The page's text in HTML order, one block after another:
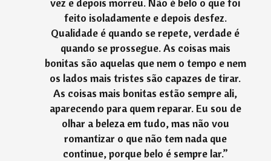
feito isoladamente e depois desfez.
Qualidade é quando se repete, verdade é
quando se prossegue. As coisas mais
bonitas são aquelas que nem o tempo e nem
os lados mais tristes são capazes de tirar.
As coisas mais bonitas estão sempre ali,
aparecendo para quem reparar. Eu sou de
olhar a beleza em tudo, mas não vou
romantizar o que não tem nada que
continue, porque belo é sempre lar.”